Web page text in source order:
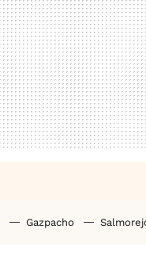
Gazpacho